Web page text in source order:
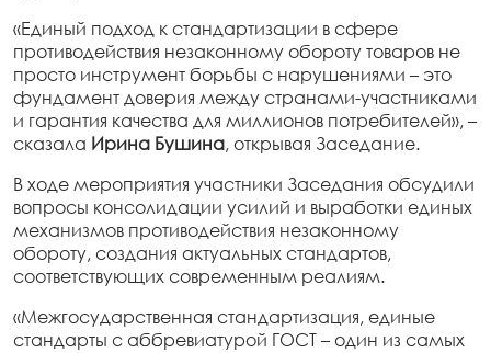
«Единый подход к стандартизации в сфере
противодействия незаконному обороту товаров не
просто инструмент борьбы с нарушениями – это
фундамент доверия между странами-участниками
и гарантия качества для миллионов потребителей», –
сказала Ирина Бушина, открывая Заседание.
В ходе мероприятия участники Заседания обсудили
вопросы консолидации усилий и выработки единых
механизмов противодействия незаконному
обороту, создания актуальных стандартов,
соответствующих современным реалиям.
«Межгосударственная стандартизация, единые
стандарты с аббревиатурой ГОСТ – один из самых